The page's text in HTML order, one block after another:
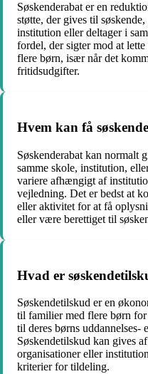
Søskenderabat er en
støtte, der gives til
institution eller deltager i
fordel, der sigter mod at
flere børn, især når det
fritidsudgifter.
Hvem kan få
Søskenderabat kan normalt
samme skole, institution,
variere afhængigt af
vejledning. Det er bedst at
eller aktivitet for at få
eller være berettiget til
Hvad er
Søskendetilskud er en
til familier med flere børn
til deres børns uddannelses-
Søskendetilskud kan gives
organisationer eller
kriterier for tildeling.